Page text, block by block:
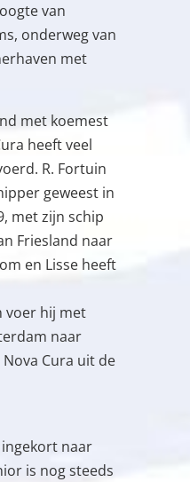
van
onderweg van
met
met koemest
heeft veel
R. Fortuin
geweest in
met zijn schip
Friesland naar
en Lisse heeft
voer hij met
naar
Cura uit de
ingekort naar
is nog steeds